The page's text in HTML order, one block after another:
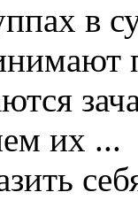
в
их ...